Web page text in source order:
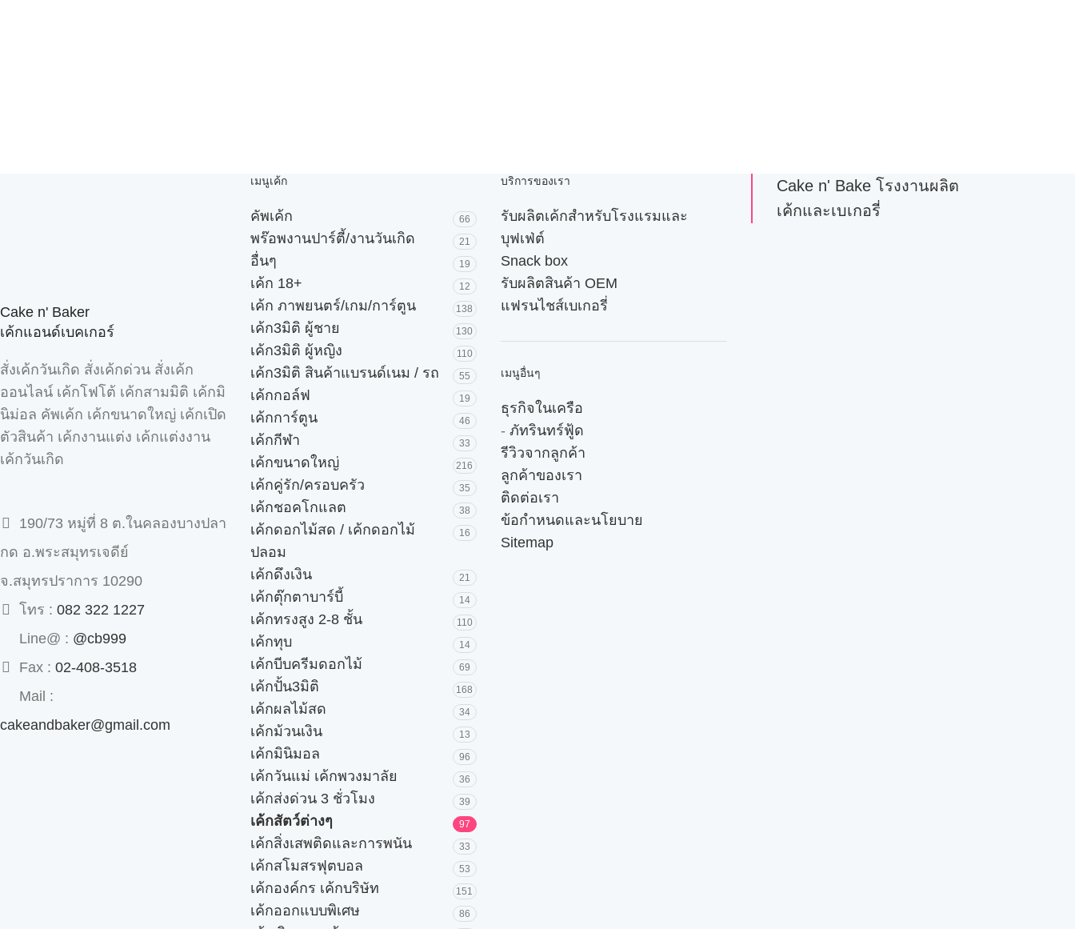
Cake n' Baker
เค้กแอนด์เบคเกอร์
สั่งเค้กวันเกิด สั่งเค้กด่วน สั่งเค้ก
ออนไลน์ เค้กโฟโต้ เค้กสามมิติ เค้กมิ
นิม่อล คัพเค้ก เค้กขนาดใหญ่ เค้กเปิด
ตัวสินค้า เค้กงานแต่ง เค้กแต่งงาน
เค้กวันเกิด
190/73 หมู่ที่ 8 ต.ในคลองบางปลา
กด อ.พระสมุทรเจดีย์
จ.สมุทรปราการ 10290
โทร : 082 322 1227
Line@ : @cb999
Fax : 02-408-3518
Mail :
cakeandbaker@gmail.com
เมนูเค้ก
คัพเค้ก 66
พร๊อพงานปาร์ตี้/งานวันเกิด 21
อื่นๆ 19
เค้ก 18+ 12
เค้ก ภาพยนตร์/เกม/การ์ตูน 138
เค้ก3มิติ ผู้ชาย 130
เค้ก3มิติ ผู้หญิง 110
เค้ก3มิติ สินค้าแบรนด์เนม / รถ 55
เค้กกอล์ฟ 19
เค้กการ์ตูน 46
เค้กกีฬา 33
เค้กขนาดใหญ่ 216
เค้กคู่รัก/ครอบครัว 35
เค้กชอคโกแลต 38
เค้กดอกไม้สด / เค้กดอกไม้
ปลอม
16
เค้กดึงเงิน 21
เค้กตุ๊กตาบาร์บี้ 14
เค้กทรงสูง 2-8 ชั้น 110
เค้กทุบ 14
เค้กบีบครีมดอกไม้ 69
เค้กปั้น3มิติ 168
เค้กผลไม้สด 34
เค้กม้วนเงิน 13
เค้กมินิมอล 96
เค้กวันแม่ เค้กพวงมาลัย 36
เค้กส่งด่วน 3 ชั่วโมง 39
เค้กสัตว์ต่างๆ 97
เค้กสิ่งเสพติดและการพนัน 33
เค้กสโมสรฟุตบอล 53
เค้กองค์กร เค้กบริษัท 151
เค้กออกแบบพิเศษ 86
บริการของเรา
รับผลิตเค้กสำหรับโรงแรมและ
บุฟเฟ่ต์
Snack box
รับผลิตสินค้า OEM
แฟรนไชส์เบเกอรี่
เมนูอื่นๆ
ธุรกิจในเครือ
- ภัทรินทร์ฟู้ด
รีวิวจากลูกค้า
ลูกค้าของเรา
ติดต่อเรา
ข้อกำหนดและนโยบาย
Sitemap
Cake n' Bake โรงงานผลิต
เค้กและเบเกอรี่